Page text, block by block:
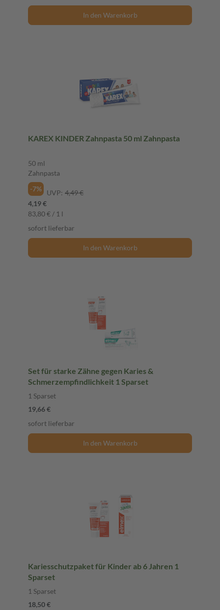
In den Warenkorb
KAREX KINDER Zahnpasta 50 ml Zahnpasta
50 ml
Zahnpasta
-7%
UVP: 4,49 €
4,19 €
83,80 € / 1 l
sofort lieferbar
In den Warenkorb
Set für starke Zähne gegen Karies &
Schmerzempfindlichkeit 1 Sparset
1 Sparset
19,66 €
sofort lieferbar
In den Warenkorb
Kariesschutzpaket für Kinder ab 6 Jahren 1
Sparset
1 Sparset
18,50 €